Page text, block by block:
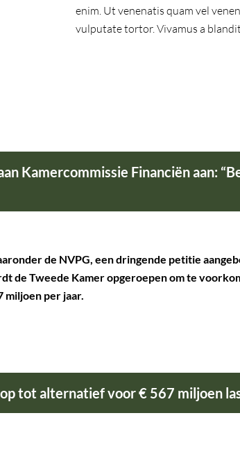
enim. Ut venenatis quam vel
vulputate tortor. Vivamus a
Kamercommissie Financiën aan:
de NVPG, een dringende petitie
de Tweede Kamer opgeroepen om te
miljoen per jaar.
tot alternatief voor € 567 miljoen